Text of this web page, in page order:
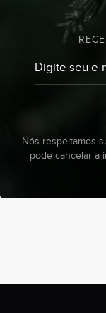
Nós respeitamos
pode cancelar a